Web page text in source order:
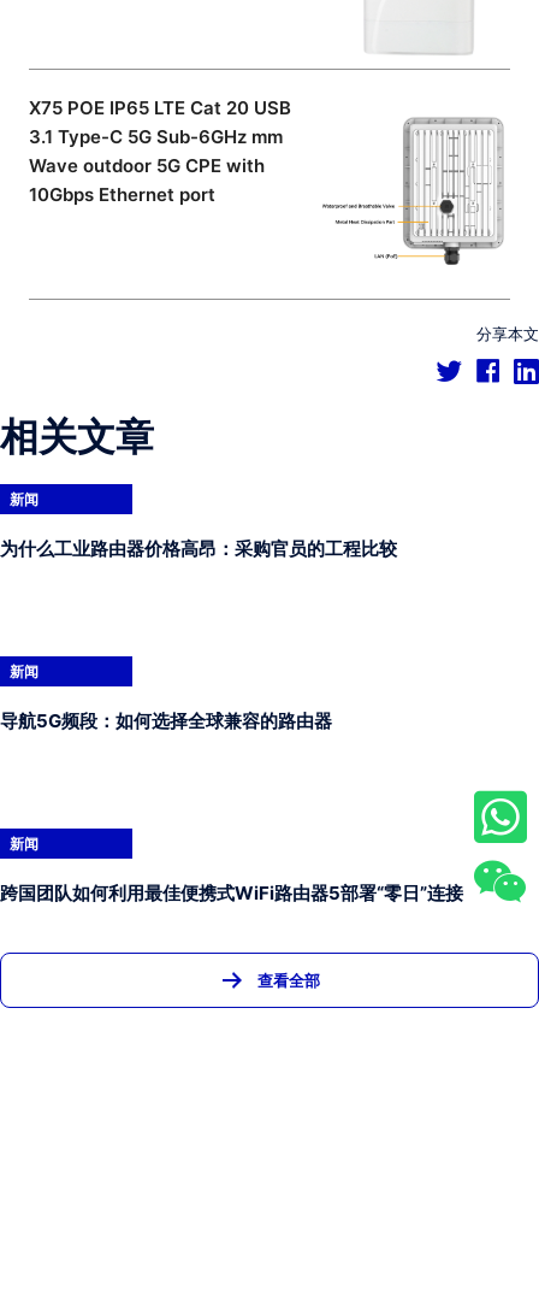
X75 POE IP65 LTE Cat 20 USB
3.1 Type-C 5G Sub-6GHz mm
Wave outdoor 5G CPE with
10Gbps Ethernet port
分享本文
相关文章
新闻
为什么工业路由器价格高昂：采购官员的工程比较
新闻
导航5G频段：如何选择全球兼容的路由器
新闻
跨国团队如何利用最佳便携式WiFi路由器5部署“零日”连接
查看全部